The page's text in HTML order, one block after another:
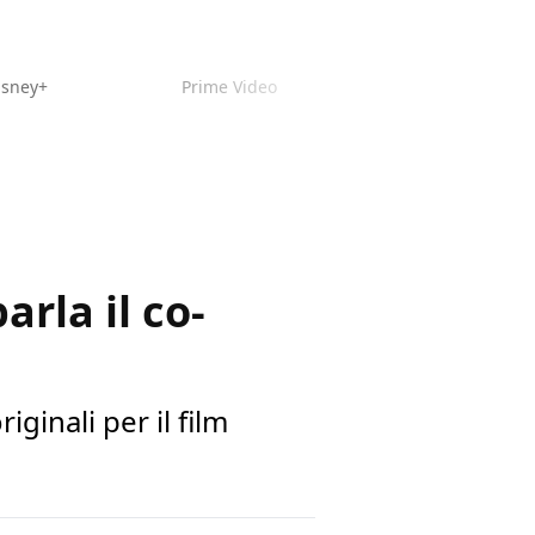
Prime Video
il co-
per il film